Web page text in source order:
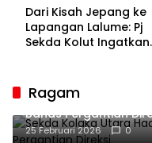
Dari Kisah Jepang ke
Lapangan Lalume: Pj
Sekda Kolut Ingatkan
Ragam
Sekda Kolaka Utara
Bahas Pergantian
25 Februari 2026 0